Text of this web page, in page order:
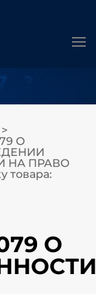
>
О
НА ПРАВО
товара:
О